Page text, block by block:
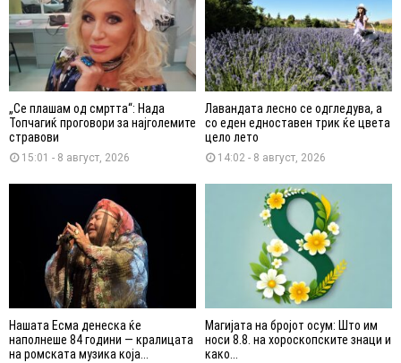
„Се плашам од смртта“: Нада
Топчагиќ проговори за најголемите
стравови
15:01 - 8 август, 2026
Лавандата лесно се одгледува, а
со еден едноставен трик ќе цвета
цело лето
14:02 - 8 август, 2026
Нашата Есма денеска ќе
наполнеше 84 години — кралицата
на ромската музика која...
Магијата на бројот осум: Што им
носи 8.8. на хороскопските знаци и
како...